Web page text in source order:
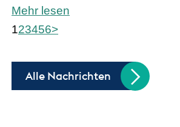
Mehr lesen
123456>
Alle Nachrichten